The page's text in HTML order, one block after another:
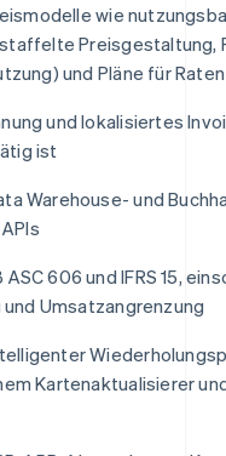
wie
Preisgestaltung,
und Pläne für
und lokalisiertes
ist
Warehouse- und
606 und IFRS 15,
Umsatzangrenzung
Kartenaktualisierer